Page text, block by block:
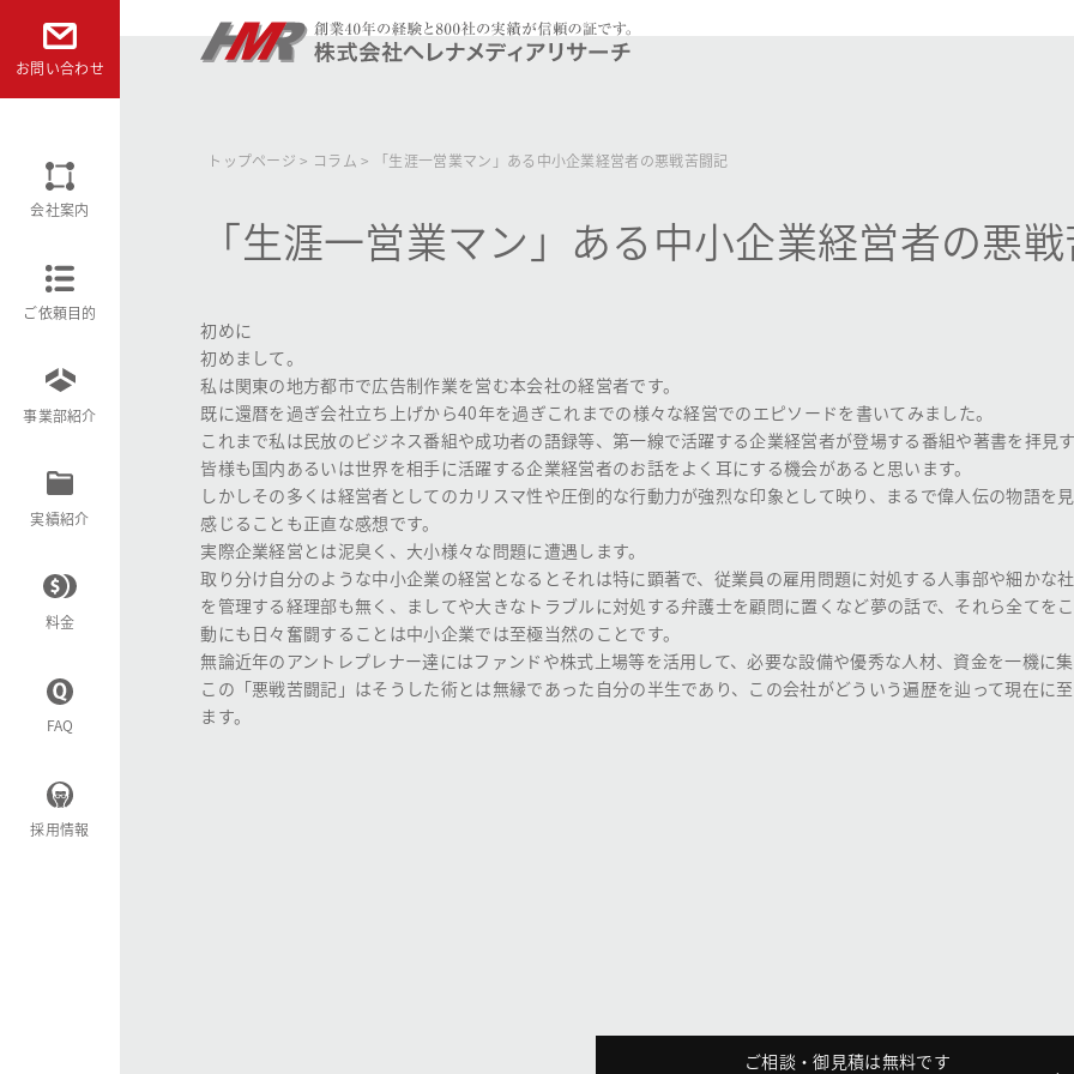
本文へ
トップページ > コラム > 「生涯一営業マン」ある中小企業経営者の悪戦苦闘記
「生涯一営業マン」ある中小企業経営者の悪
初めに
初めまして。
私は関東の地方都市で広告制作業を営む本会社の経営者です。
既に還暦を過ぎ会社立ち上げから40年を過ぎこれまでの様々な経営でのエピソードを書いてみました。
これまで私は民放のビジネス番組や成功者の語録等、第一線で活躍する企業経営者が登場する番組や著書を拝見
皆様も国内あるいは世界を相手に活躍する企業経営者のお話をよく耳にする機会があると思います。
しかしその多くは経営者としてのカリスマ性や圧倒的な行動力が強烈な印象として映り、まるで偉人伝の物語を
感じることも正直な感想です。
実際企業経営とは泥臭く、大小様々な問題に遭遇します。
取り分け自分のような中小企業の経営となるとそれは特に顕著で、従業員の雇用問題に対処する人事部や細かな
を管理する経理部も無く、ましてや大きなトラブルに対処する弁護士を顧問に置くなど夢の話で、それら全てを
動にも日々奮闘することは中小企業では至極当然のことです。
無論近年のアントレプレナー達にはファンドや株式上場等を活用して、必要な設備や優秀な人材、資金を一機に
この「悪戦苦闘記」はそうした術とは無縁であった自分の半生であり、この会社がどういう遍歴を辿って現在に
ます。
ご相談・御見積は無料です
お問い合わせ
会社案内
ご依頼目的
事業部紹介
実績紹介
料金
FAQ
採用情報